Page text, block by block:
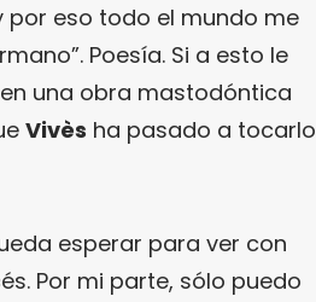
por eso todo el mundo me
Poesía. Si a esto le
una obra mastodóntica
Vivès ha pasado a tocarlo
esperar para ver con
Por mi parte, sólo puedo